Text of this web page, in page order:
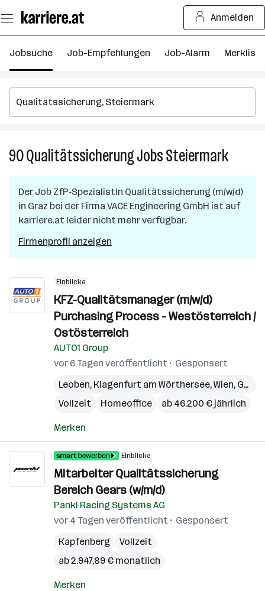
Seiteninhalt
springen
Anmelden
Jobsuche Job-Empfehlungen Job-Alarm Merkliste
90QualitätssicherungJobsSteiermark90
in
Der Job ZfP‑SpezialistIn Qualitätssicherung (m/w/d)
in Graz bei der Firma VACE Engineering GmbH ist auf
karriere.at leider nicht mehr verfügbar.
Firmenprofil anzeigen
Einblicke
KFZ-Qualitätsmanager (m/w/d)
Purchasing Process - Westösterreich /
Ostösterreich
AUTO1 Group
vor 6 Tagen veröffentlicht
Gesponsert
Leoben, Klagenfurt am Wörthersee,Wien, Graz
Vollzeit
Homeoffice ab 46.200 € jährlich
Merken
Einblicke
Mitarbeiter Qualitätssicherung
Bereich Gears (w/m/d)
Pankl Racing Systems AG
vor 4 Tagen veröffentlicht
Gesponsert
Kapfenberg
Vollzeit
ab 2.947,89 € monatlich
Merken